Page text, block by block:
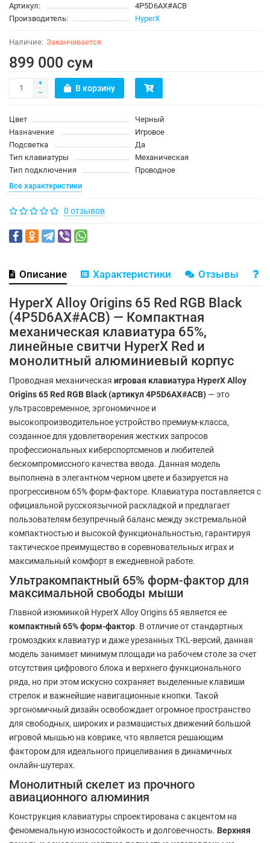
Артикул:
4P5D6AX#ACB
Производитель:
HyperX
Заканчивается
899 000 сум
В корзину
Цвет
Черный
Назначение
Игровое
Подсветка
Да
Тип клавиатуры
Механическая
Тип подключения
Проводное
Все характеристики
0 отзывов
Описание Характеристики Отзывы
HyperX Alloy Origins 65 Red RGB Black
(4P5D6AX#ACB) — Компактная
механическая клавиатура 65%,
линейные свитчи HyperX Red и
монолитный алюминиевый корпус
Проводная механическая игровая клавиатура HyperX Alloy
Origins 65 Red RGB Black (артикул 4P5D6AX#ACB) — это
ультрасовременное, эргономичное и
высокопроизводительное устройство премиум-класса,
созданное для удовлетворения жестких запросов
профессиональных киберспортсменов и любителей
бескомпромиссного качества ввода. Данная модель
выполнена в элегантном черном цвете и базируется на
прогрессивном 65% форм-факторе. Клавиатура поставляется с
официальной русскоязычной раскладкой и предлагает
пользователям безупречный баланс между экстремальной
компактностью и высокой функциональностью, гарантируя
тактическое преимущество в соревновательных играх и
максимальный комфорт в ежедневной работе.
Ультракомпактный 65% форм-фактор для
максимальной свободы мыши
Главной изюминкой HyperX Alloy Origins 65 является ее
компактный 65% форм-фактор. В отличие от стандартных
громоздких клавиатур и даже урезанных TKL-версий, данная
модель занимает минимум площади на рабочем столе за счет
отсутствия цифрового блока и верхнего функционального
ряда, но при этом искусно сохраняет выделенные клавиши
стрелок и важнейшие навигационные кнопки. Такой
эргономичный дизайн освобождает огромное пространство
для свободных, широких и размашистых движений большой
игровой мышью на коврике, что является решающим
фактором для идеального прицеливания в динамичных
онлайн-шутерах.
Монолитный скелет из прочного
авиационного алюминия
Конструкция клавиатуры спроектирована с акцентом на
феноменальную износостойкость и долговечность. Верхняя